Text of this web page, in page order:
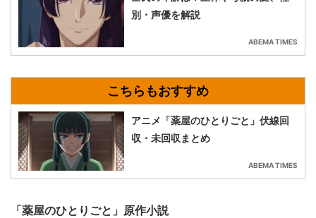
別・声優を解説
ABEMA TIMES
アニメ「薬屋のひとりごと」伏線回
収・未回収まとめ
ABEMA TIMES
「薬屋のひとりごと」原作小説